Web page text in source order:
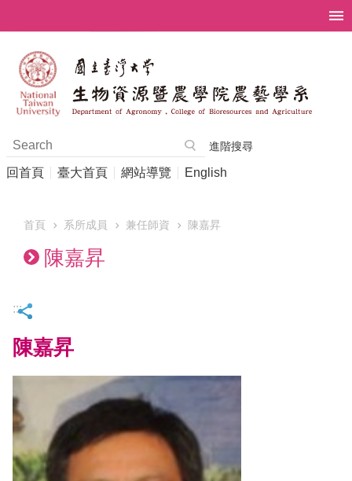
進階搜尋
回首頁 臺大首頁 網站導覽 English
首頁 系所成員 兼任師資 陳嘉昇
陳嘉昇
:::
陳嘉昇